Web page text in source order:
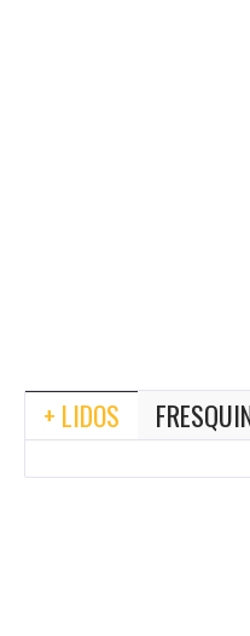
+ LIDOS